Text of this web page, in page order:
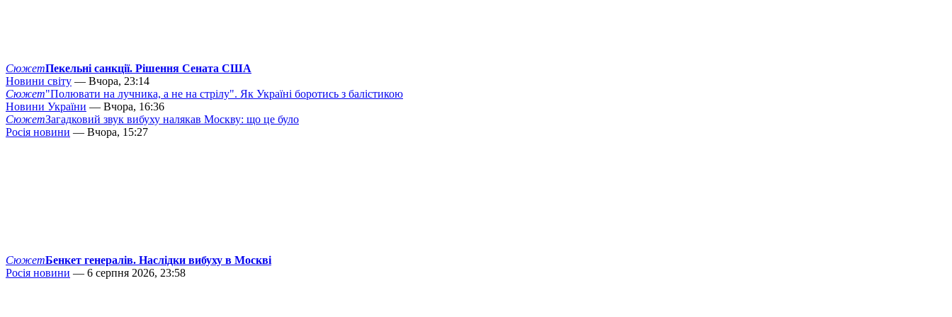
СюжетПекельні санкції. Рішення Сената США
Новини світу — Вчора, 23:14
Сюжет"Полювати на лучника, а не на стрілу". Як Україні боротись з балістикою
Новини України — Вчора, 16:36
СюжетЗагадковий звук вибуху налякав Москву: що це було
Росія новини — Вчора, 15:27
СюжетБенкет генералів. Наслідки вибуху в Москві
Росія новини — 6 серпня 2026, 23:58